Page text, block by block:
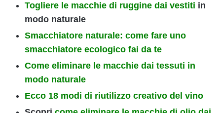
Togliere le macchie di ruggine dai vestiti in
modo naturale
Smacchiatore naturale: come fare uno
smacchiatore ecologico fai da te
Come eliminare le macchie dai tessuti in
modo naturale
Ecco 18 modi di riutilizzo creativo del vino